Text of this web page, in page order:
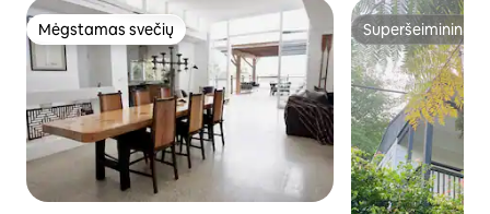
Mėgstamas svečių
Mėgstamas svečių Superšeimininkas
Superšeimininkas